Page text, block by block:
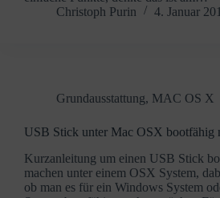
Christoph Purin
4. Januar
Grundausstattung, MAC OS X
USB Stick unter Mac OSX bootfähig
Kurzanleitung um einen USB Stick
machen unter einem OSX System,
ob man es für ein Windows System